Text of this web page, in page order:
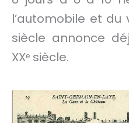
l’automobile et
siècle annonce
XXᵉ siècle.